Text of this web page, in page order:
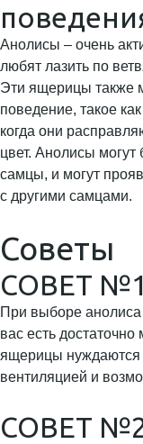
Анолисы – очень
любят лазить по
Эти ящерицы также
поведение, такое
когда они
цвет. Анолисы
самцы, и могут
с другими самцами.
Советы
СОВЕТ №1
При выборе анолиса
вас есть
ящерицы нуждаются
вентиляцией и
СОВЕТ